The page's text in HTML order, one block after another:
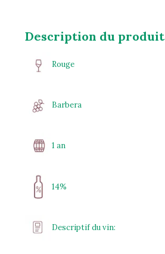
Description du produit
Rouge
Barbera
1 an
14%
Descriptif du vin: